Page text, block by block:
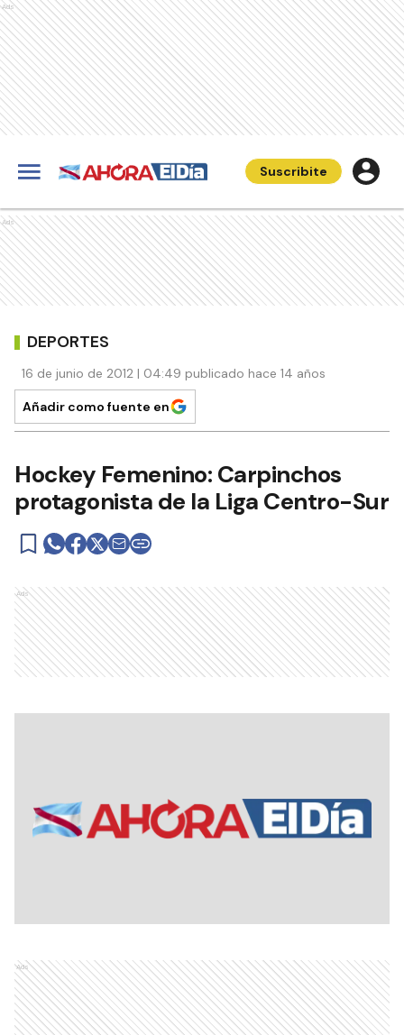
Ads
Suscribite
Ads
DEPORTES
16 de junio de 2012 | 04:49 publicado hace 14 años
Añadir como fuente en
Hockey Femenino: Carpinchos
protagonista de la Liga Centro-Sur
Ads
Ads